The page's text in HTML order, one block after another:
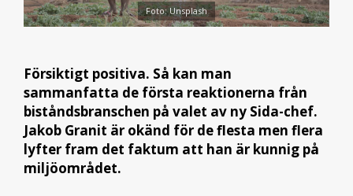
Foto: Unsplash
Försiktigt positiva. Så kan man
sammanfatta de första reaktionerna från
biståndsbranschen på valet av ny Sida-chef.
Jakob Granit är okänd för de flesta men flera
lyfter fram det faktum att han är kunnig på
miljöområdet.